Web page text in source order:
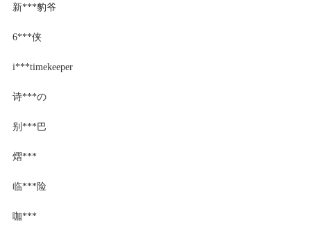
新***豹爷
6***侠
i***timekeeper
诗***の
别***巴
熠***
临***险
咖***